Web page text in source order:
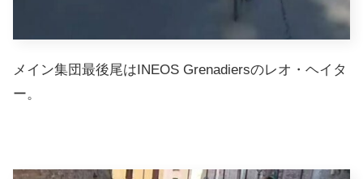
メイン集団最後尾はINEOS Grenadiersのレオ・ヘイタ
ー。